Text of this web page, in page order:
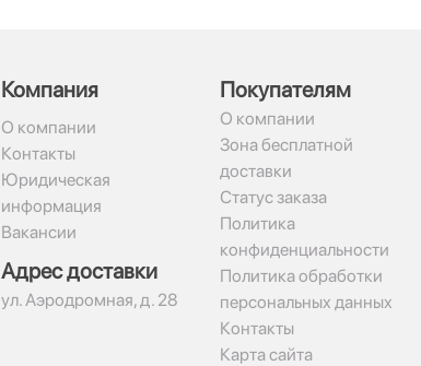
Компания
О компании
Контакты
Юридическая
информация
Вакансии
Адрес доставки
ул. Аэродромная, д. 28
Покупателям
О компании
Зона бесплатной
доставки
Статус заказа
Политика
конфиденциальности
Политика обработки
персональных данных
Контакты
Карта сайта